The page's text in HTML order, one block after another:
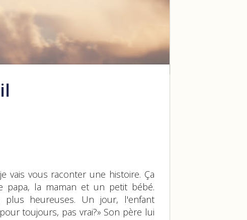
vais vous raconter une histoire. Ça
papa, la maman et un petit bébé.
heureuses. Un jour, l'enfant
toujours, pas vrai?» Son père lui